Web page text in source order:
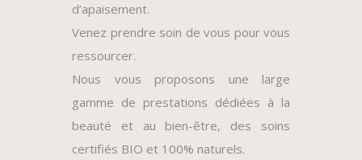
d’apaisement.
Venez prendre soin de vous pour vous
ressourcer.
Nous vous proposons une large
gamme de prestations dédiées à la
beauté et au bien-être, des soins
certifiés BIO et 100% naturels.